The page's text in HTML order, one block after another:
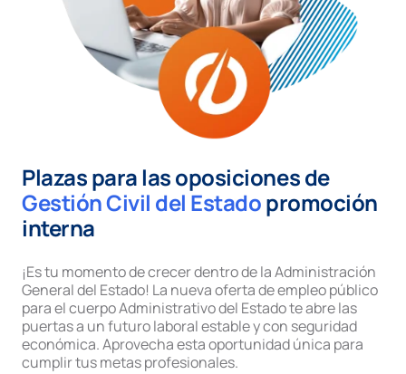
Plazas para las oposiciones de
Gestión Civil del Estadopromoción
interna
¡Es tu momento de crecer dentro de la Administración
General del Estado! La nueva oferta de empleo público
para el cuerpo Administrativo del Estado te abre las
puertas a un futuro laboral estable y con seguridad
económica. Aprovecha esta oportunidad única para
cumplir tus metas profesionales.